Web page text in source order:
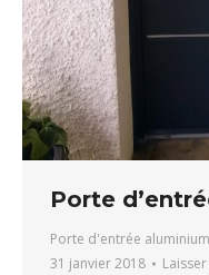
Porte
Porte d'entrée aluminium
31 janvier 2018